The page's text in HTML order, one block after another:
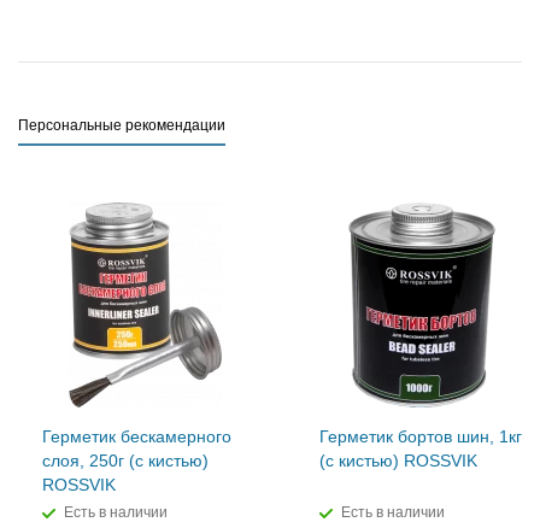
Персональные рекомендации
Герметик бескамерного
слоя, 250г (с кистью)
ROSSVIK
Есть в наличии
Герметик бортов шин, 1кг
(с кистью) ROSSVIK
Есть в наличии